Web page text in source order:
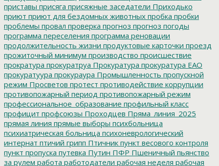
приставы присяга присяжные заседатели Приходько
приют приют для бездомных животных пробка пробки
проблемы провал проверка прогноз прогноз погоды
программа переселения программа реновации
продолжительность жизни продуктовые карточки проезд
прожиточный минимум производство происшествие
прократура прокуратруа Прокуратура прокуратура ЕАО
прокуратуура прокураура Промышленность пропускной
режим Просветов протест противодействие коррупции
противопожарный период противопожарный режим
профессиональное_образование профильный класс
профицит профсоюзы Проходцев Пряма_линия_2025
прямая линия прямые выборы психбольница
психиатрическая больница психоневрологический
интернат птичий грипп Птичник пункт весового контроля
пункт пропуска путевка Путин ПФР Пшеничный пьянство
за рулем работа работодатели рабочая неделя рабочая